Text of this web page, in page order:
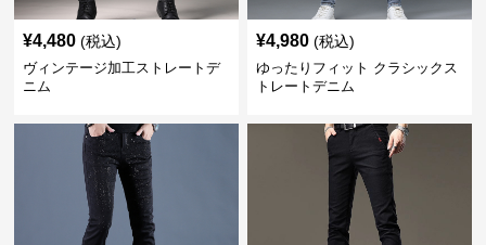
¥4,480 (税込)
ヴィンテージ加工ストレートデ
ニム
¥4,980 (税込)
ゆったりフィット クラシックス
トレートデニム